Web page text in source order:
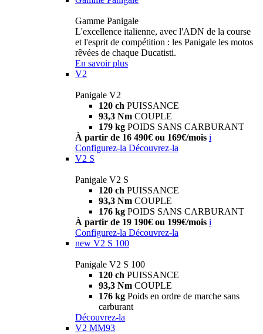
Gamme Panigale
L'excellence italienne, avec l'ADN de la course
et l'esprit de compétition : les Panigale les motos
rêvées de chaque Ducatisti.
En savoir plus
V2
Panigale V2
120 ch PUISSANCE
93,3 Nm COUPLE
179 kg POIDS SANS CARBURANT
À partir de 16 490€ ou 169€/mois i
Configurez-la Découvrez-la
V2 S
Panigale V2 S
120 ch PUISSANCE
93,3 Nm COUPLE
176 kg POIDS SANS CARBURANT
À partir de 19 190€ ou 199€/mois i
Configurez-la Découvrez-la
new V2 S 100
Panigale V2 S 100
120 ch PUISSANCE
93,3 Nm COUPLE
176 kg Poids en ordre de marche sans
carburant
Découvrez-la
V2 MM93